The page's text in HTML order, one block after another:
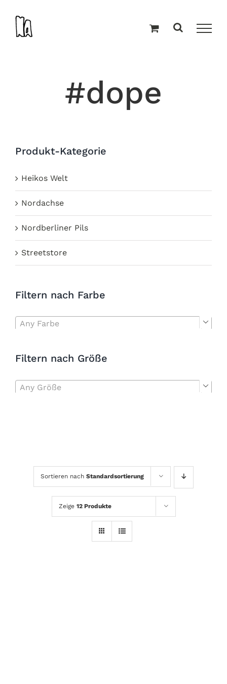
Inhalt
springen
#dope
Sortieren nach Standardsortierung
Zeige 12 Produkte
Produkt-Kategorie
Heikos Welt
Nordachse
Nordberliner Pils
Streetstore
Filtern nach Farbe
Any Farbe 
Filtern nach Größe
Any Größe 